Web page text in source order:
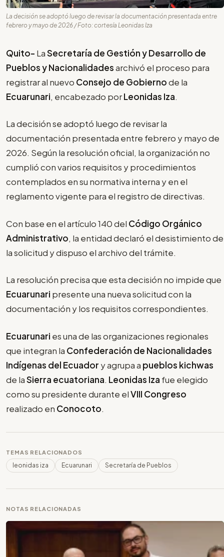
La decisión se adoptó luego de revisar la documentación presentada entre
febrero y mayo de 2026 / Foto: cortesía Leonidas Iza
Quito- LaSecretaría de Gestión y Desarrollo de
Pueblos y Nacionalidadesarchivó el proceso para
registrar al nuevo Consejo de Gobiernode la
Ecuarunari, encabezado porLeonidas Iza.
La decisión se adoptó luego de revisar la
documentación presentada entre febrero y mayo de
2026. Según la resolución oficial, la organización no
cumplió con varios requisitos y procedimientos
contemplados en su normativa interna y en el
reglamento vigente para el registro de directivas.
Con base en el artículo 140 del Código Orgánico
Administrativo, la entidad declaró el desistimiento de
la solicitud y dispuso el archivo del trámite.
La resolución precisa que esta decisión no impide que
Ecuarunari presente una nueva solicitud con la
documentación y los requisitos correspondientes.
Ecuarunari es una de las organizaciones regionales
que integran la Confederación de Nacionalidades
Indígenas del Ecuador y agrupa a pueblos kichwas
de laSierra ecuatoriana. Leonidas Iza fue elegido
como su presidente durante elVIII Congreso
realizado en Conocoto.
TEMAS RELACIONADOS
leonidas iza Ecuarunari Secretaría de Pueblos
NOTAS RELACIONADAS